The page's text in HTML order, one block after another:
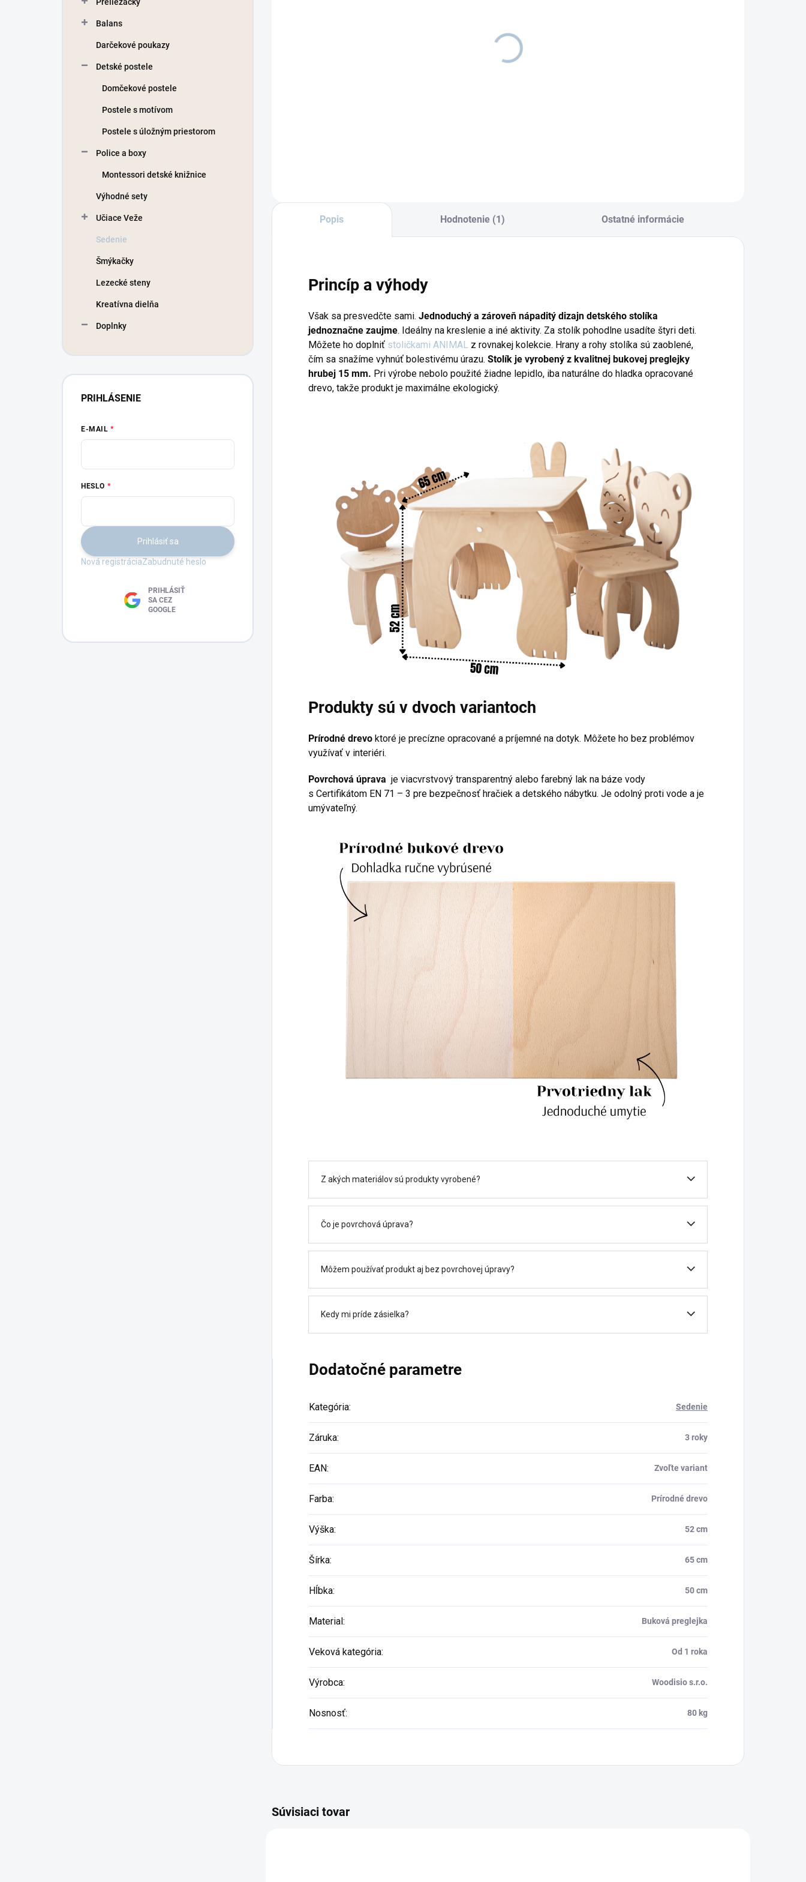
Balans
Darčekové poukazy
Detské postele
Domčekové postele
Postele s motívom
Postele s úložným priestorom
Police a boxy
Montessori detské knižnice
Výhodné sety
Učiace Veže
Sedenie
Šmýkačky
Lezecké steny
Kreatívna dielňa
Doplnky
PRIHLÁSENIE
E-MAIL
HESLO
Prihlásiť sa
Nová registráciaZabudnuté heslo
PRIHLÁSIŤ
SA CEZ
GOOGLE
MÔŽEME DORUČIŤ DO:
Súvisiaci tovar
Popis Hodnotenie (1) Ostatné informácie
Princíp a výhody
Však sa presvedčte sami. Jednoduchý a zároveň nápaditý dizajn detského stolíka
jednoznačne zaujme. Ideálny na kreslenie a iné aktivity. Za stolík pohodlne usadíte štyri deti.
Môžete ho doplniť stoličkami ANIMAL z rovnakej kolekcie. Hrany a rohy stolíka sú zaoblené,
čím sa snažíme vyhnúť bolestivému úrazu. Stolík je vyrobený z kvalitnej bukovej preglejky
hrubej 15 mm. Pri výrobe nebolo použité žiadne lepidlo, iba naturálne do hladka opracované
drevo, takže produkt je maximálne ekologický.
Produkty sú v dvoch variantoch
Prírodné drevo ktoré je precízne opracované a príjemné na dotyk. Môžete ho bez problémov
využívať v interiéri.
Povrchová úprava je viacvrstvový transparentný alebo farebný lak na báze vody
s Certifikátom EN 71 – 3 pre bezpečnosť hračiek a detského nábytku. Je odolný proti vode a je
umývateľný.
Z akých materiálov sú produkty vyrobené?
Čo je povrchová úprava?
Môžem používať produkt aj bez povrchovej úpravy?
Kedy mi príde zásielka?
Dodatočné parametre
Kategória: Sedenie
Záruka: 3 roky
EAN: Zvoľte variant
Farba: Prírodné drevo
Výška: 52 cm
Šírka: 65 cm
Hĺbka: 50 cm
Material: Buková preglejka
Veková kategória: Od 1 roka
Výrobca: Woodisio s.r.o.
Nosnosť: 80 kg